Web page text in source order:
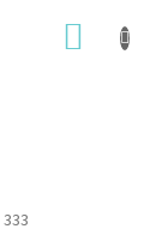
333